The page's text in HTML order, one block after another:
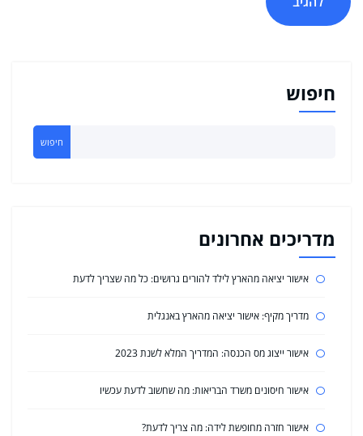
חיפוש
חיפוש
מדריכים אחרונים
אישור יציאה מהארץ לילד להורים גרושים: כל מה שצריך לדעת
מדריך מקיף: אישור יציאה מהארץ באנגלית
אישור ייצוג מס הכנסה: המדריך המלא לשנת 2023
אישור חיסונים משרד הבריאות: מה שחשוב לדעת עכשיו
אישור חזרה מחופשת לידה: מה צריך לדעת?